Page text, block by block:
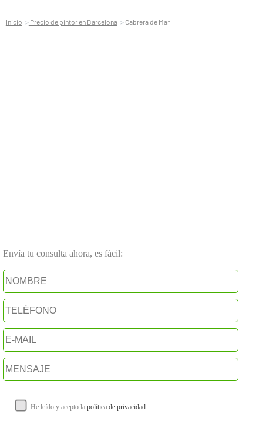
Inicio Precio de pintor en Barcelona Cabrera de Mar
Envía tu consulta ahora, es fácil:
He leído y acepto la política de privacidad.